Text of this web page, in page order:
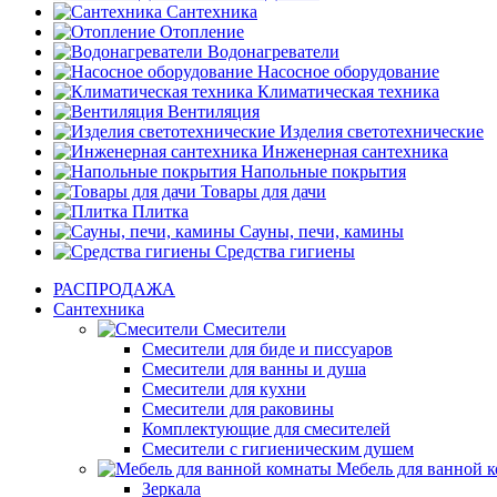
Сантехника
Отопление
Водонагреватели
Насосное оборудование
Климатическая техника
Вентиляция
Изделия светотехнические
Инженерная сантехника
Напольные покрытия
Товары для дачи
Плитка
Сауны, печи, камины
Средства гигиены
РАСПРОДАЖА
Сантехника
Смесители
Смесители для биде и писсуаров
Смесители для ванны и душа
Смесители для кухни
Смесители для раковины
Комплектующие для смесителей
Смесители с гигиеническим душем
Мебель для ванной
Зеркала